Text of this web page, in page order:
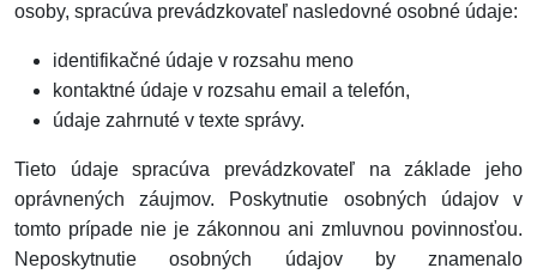
osoby, spracúva prevádzkovateľ nasledovné osobné údaje:
identifikačné údaje v rozsahu meno
kontaktné údaje v rozsahu email a telefón,
údaje zahrnuté v texte správy.
Tieto údaje spracúva prevádzkovateľ na základe jeho
oprávnených záujmov. Poskytnutie osobných údajov v
tomto prípade nie je zákonnou ani zmluvnou povinnosťou.
Neposkytnutie osobných údajov by znamenalo